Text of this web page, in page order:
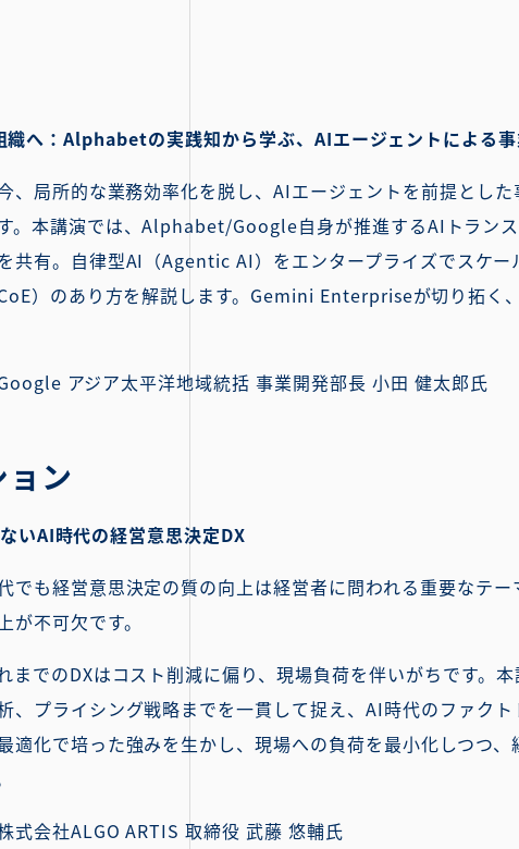
へ：Alphabetの実践知から学ぶ、AIエージェントによる
、局所的な業務効率化を脱し、AIエージェントを前提とし
。本講演では、Alphabet/Google自身が推進するAIトラン
共有。自律型AI（Agentic AI）をエンタープライズでスケ
）のあり方を解説します。Gemini Enterpriseが切り拓く
アジア太平洋地域統括 事業開発部長 小田 健太郎氏
ン
いAI時代の経営意思決定DX
でも経営意思決定の質の向上は経営者に問われる重要なテ
が不可欠です。
までのDXはコスト削減に偏り、現場負荷を伴いがちです。
、プライシング戦略までを一貫して捉え、AI時代のファク
適化で培った強みを生かし、現場への負荷を最小化しつつ
式会社ALGO ARTIS 取締役 武藤 悠輔氏